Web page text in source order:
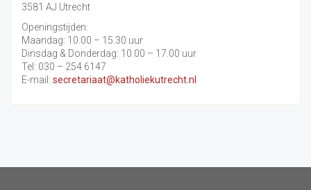
3581 AJ Utrecht
Openingstijden:
Maandag: 10.00 – 15.30 uur
Dinsdag & Donderdag: 10.00 – 17.00 uur
Tel: 030 – 254 6147
E-mail: secretariaat@katholiekutrecht.nl